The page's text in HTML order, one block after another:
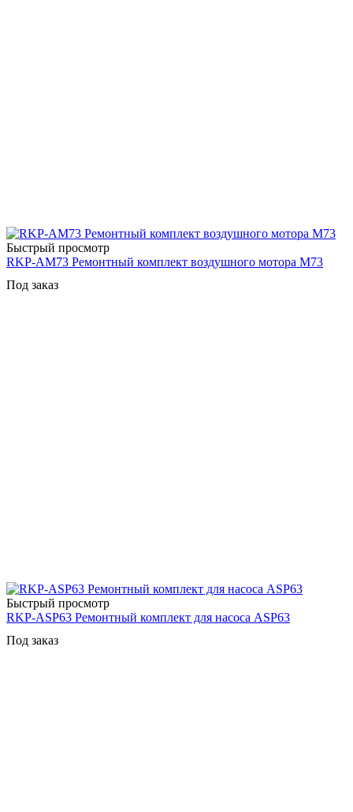
Быстрый просмотр
RKP-AM73 Ремонтный комплект воздушного мотора M73
Под заказ
Быстрый просмотр
RKP-ASP63 Ремонтный комплект для насоса ASP63
Под заказ